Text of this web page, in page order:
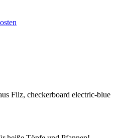
Filz, checkerboard electric-blue